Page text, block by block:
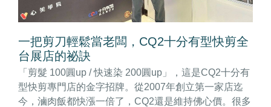
一把剪刀輕鬆當老闆，CQ2十分有型快剪全
台展店的祕訣
「剪髮 100圓up / 快速染 200圓up」，這是CQ2十分有
型快剪專門店的金字招牌。從2007年創立第一家店迄
今，滷肉飯都快漲一倍了，CQ2還是維持佛心價。很多